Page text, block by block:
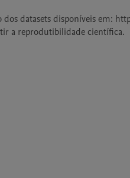
dos datasets disponíveis em:
a reprodutibilidade científica.